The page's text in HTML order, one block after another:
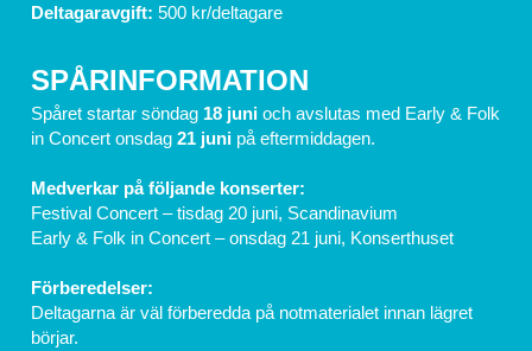
Deltagaravgift: 500 kr/deltagare
SPÅRINFORMATION
Spåret startar söndag 18 juni och avslutas med Early & Folk
in Concert onsdag 21 juni på eftermiddagen.
Medverkar på följande konserter:
Festival Concert – tisdag 20 juni, Scandinavium
Early & Folk in Concert – onsdag 21 juni, Konserthuset
Förberedelser:
Deltagarna är väl förberedda på notmaterialet innan lägret
börjar.